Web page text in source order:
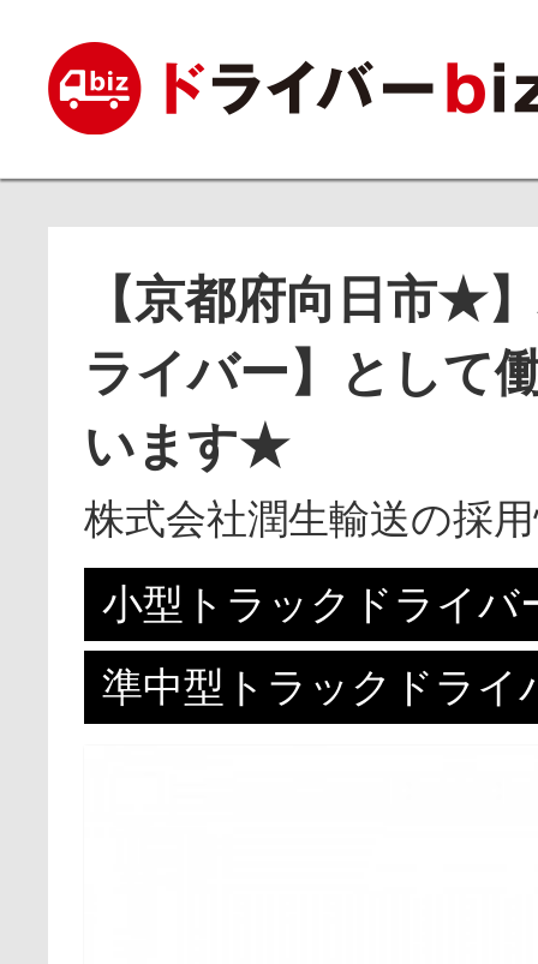
【京都府向日市★
ライバー】として
います★
株式会社潤生輸送の採
小型トラックドライバ
準中型トラックドライ